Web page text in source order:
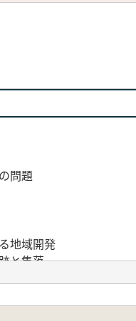
問題
域開発
集落
・条里